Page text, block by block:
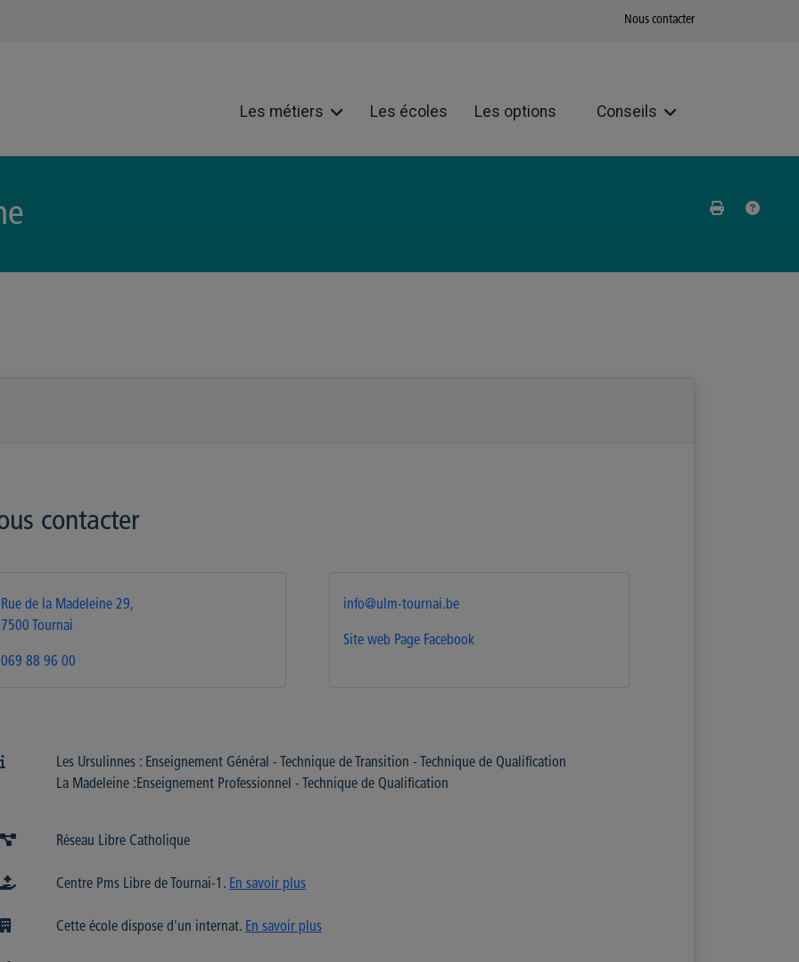
Nous contacter
Les métiers Les écoles Les options Conseils
contacter
Rue de la Madeleine 29,
7500 Tournai
069 88 96 00
info@ulm-tournai.be
Site web Page Facebook
Les Ursulinnes : Enseignement Général - Technique de Transition - Technique de Qualification
La Madeleine :Enseignement Professionnel - Technique de Qualification
Réseau Libre Catholique
Centre Pms Libre de Tournai-1. En savoir plus
Cette école dispose d'un internat. En savoir plus